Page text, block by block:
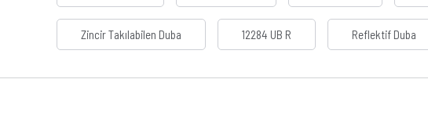
Zincir Takılabilen Duba 12284 UB R Reflektif Duba